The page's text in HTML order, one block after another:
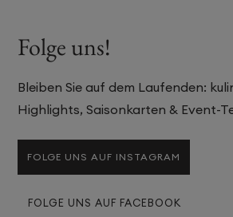
Folge uns!
Bleiben Sie auf dem Laufenden:
Highlights, Saisonkarten & Event-
FOLGE UNS AUF INSTAGRAM
FOLGE UNS AUF FACEBOOK